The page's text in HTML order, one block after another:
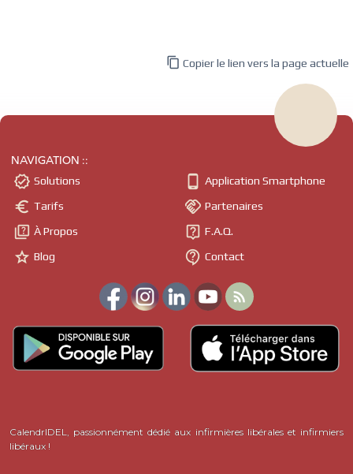
 Copier le lien vers la page actuelle
NAVIGATION ::
 Solutions
 Tarifs
 À Propos
 Blog
 Application Smartphone
 Partenaires
 F.A.Q.
 Contact

CalendrIDEL, passionnément dédié aux infirmières libérales et infirmiers
libéraux !